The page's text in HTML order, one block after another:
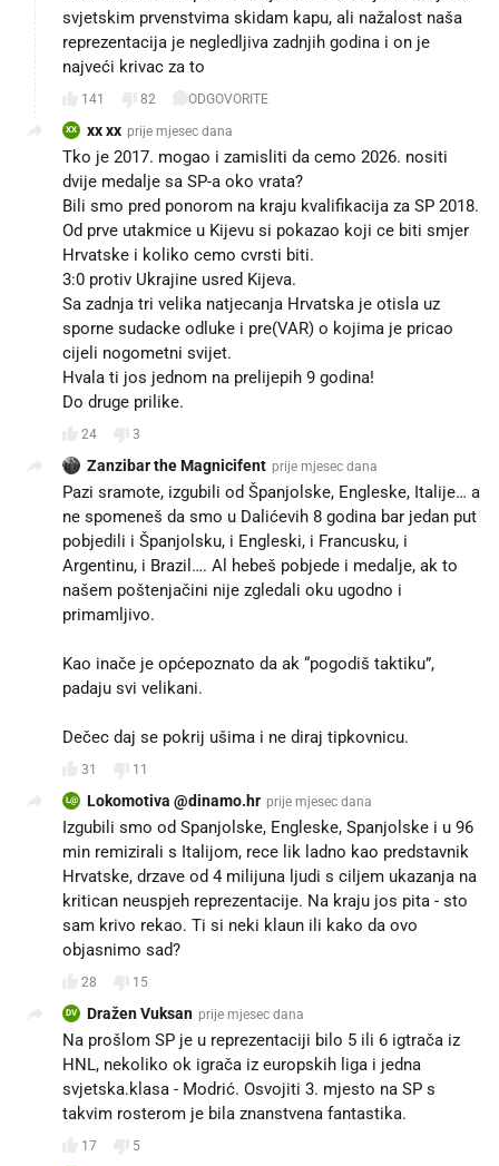
svjetskim prvenstvima skidam kapu, ali nažalost naša
reprezentacija je negledljiva zadnjih godina i on je
najveći krivac za to
141 82 ODGOVORITE
XX xx xx prije mjesec dana
Tko je 2017. mogao i zamisliti da cemo 2026. nositi
dvije medalje sa SP-a oko vrata?
Bili smo pred ponorom na kraju kvalifikacija za SP 2018.
Od prve utakmice u Kijevu si pokazao koji ce biti smjer
Hrvatske i koliko cemo cvrsti biti.
3:0 protiv Ukrajine usred Kijeva.
Sa zadnja tri velika natjecanja Hrvatska je otisla uz
sporne sudacke odluke i pre(VAR) o kojima je pricao
cijeli nogometni svijet.
Hvala ti jos jednom na prelijepih 9 godina!
Do druge prilike.
24 3
Zanzibar the Magnicifent prije mjesec dana
Pazi sramote, izgubili od Španjolske, Engleske, Italije… a
ne spomeneš da smo u Dalićevih 8 godina bar jedan put
pobjedili i Španjolsku, i Engleski, i Francusku, i
Argentinu, i Brazil…. Al hebeš pobjede i medalje, ak to
našem poštenjačini nije zgledali oku ugodno i
primamljivo.
Kao inače je općepoznato da ak “pogodiš taktiku”,
padaju svi velikani.😅
Dečec daj se pokrij ušima i ne diraj tipkovnicu.
31 11
L@ Lokomotiva @dinamo.hr prije mjesec dana
Izgubili smo od Spanjolske, Engleske, Spanjolske i u 96
min remizirali s Italijom, rece lik ladno kao predstavnik
Hrvatske, drzave od 4 milijuna ljudi s ciljem ukazanja na
kritican neuspjeh reprezentacije. Na kraju jos pita - sto
sam krivo rekao. Ti si neki klaun ili kako da ovo
objasnimo sad?
28 15
DV Dražen Vuksan prije mjesec dana
Na prošlom SP je u reprezentaciji bilo 5 ili 6 igtrača iz
HNL, nekoliko ok igrača iz europskih liga i jedna
svjetska.klasa - Modrić. Osvojiti 3. mjesto na SP s
takvim rosterom je bila znanstvena fantastika.
17 5